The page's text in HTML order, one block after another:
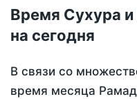
Время Сухура
на сегодня
В связи со
время месяца